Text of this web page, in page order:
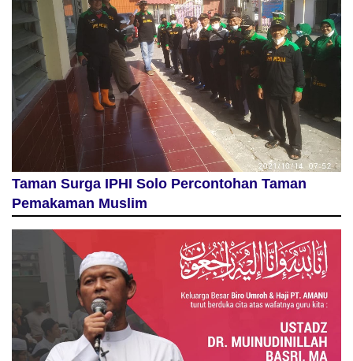
Taman Surga IPHI Solo Percontohan Taman
Pemakaman Muslim